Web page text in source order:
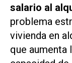
salario al
problema
vivienda en
que aumenta